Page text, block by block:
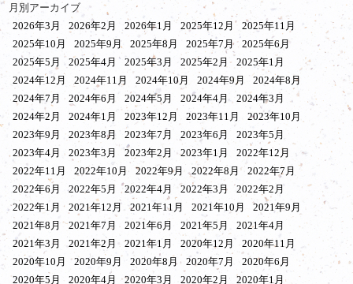
月別アーカイブ
2026年3月
2026年2月 2026年1月 2025年12月
2025年11月
2025年10月
2025年9月 2025年8月 2025年7月
2025年6月
2025年5月
2025年4月 2025年3月 2025年2月
2025年1月
2024年12月
2024年11月 2024年10月 2024年9月
2024年8月
2024年7月
2024年6月 2024年5月 2024年4月
2024年3月
2024年2月
2024年1月 2023年12月 2023年11月
2023年10月
2023年9月
2023年8月 2023年7月 2023年6月
2023年5月
2023年4月
2023年3月 2023年2月 2023年1月
2022年12月
2022年11月
2022年10月 2022年9月 2022年8月
2022年7月
2022年6月
2022年5月 2022年4月 2022年3月
2022年2月
2022年1月
2021年12月 2021年11月 2021年10月
2021年9月
2021年8月
2021年7月 2021年6月 2021年5月
2021年4月
2021年3月
2021年2月 2021年1月 2020年12月
2020年11月
2020年10月
2020年9月 2020年8月 2020年7月
2020年6月
2020年5月
2020年4月 2020年3月 2020年2月
2020年1月